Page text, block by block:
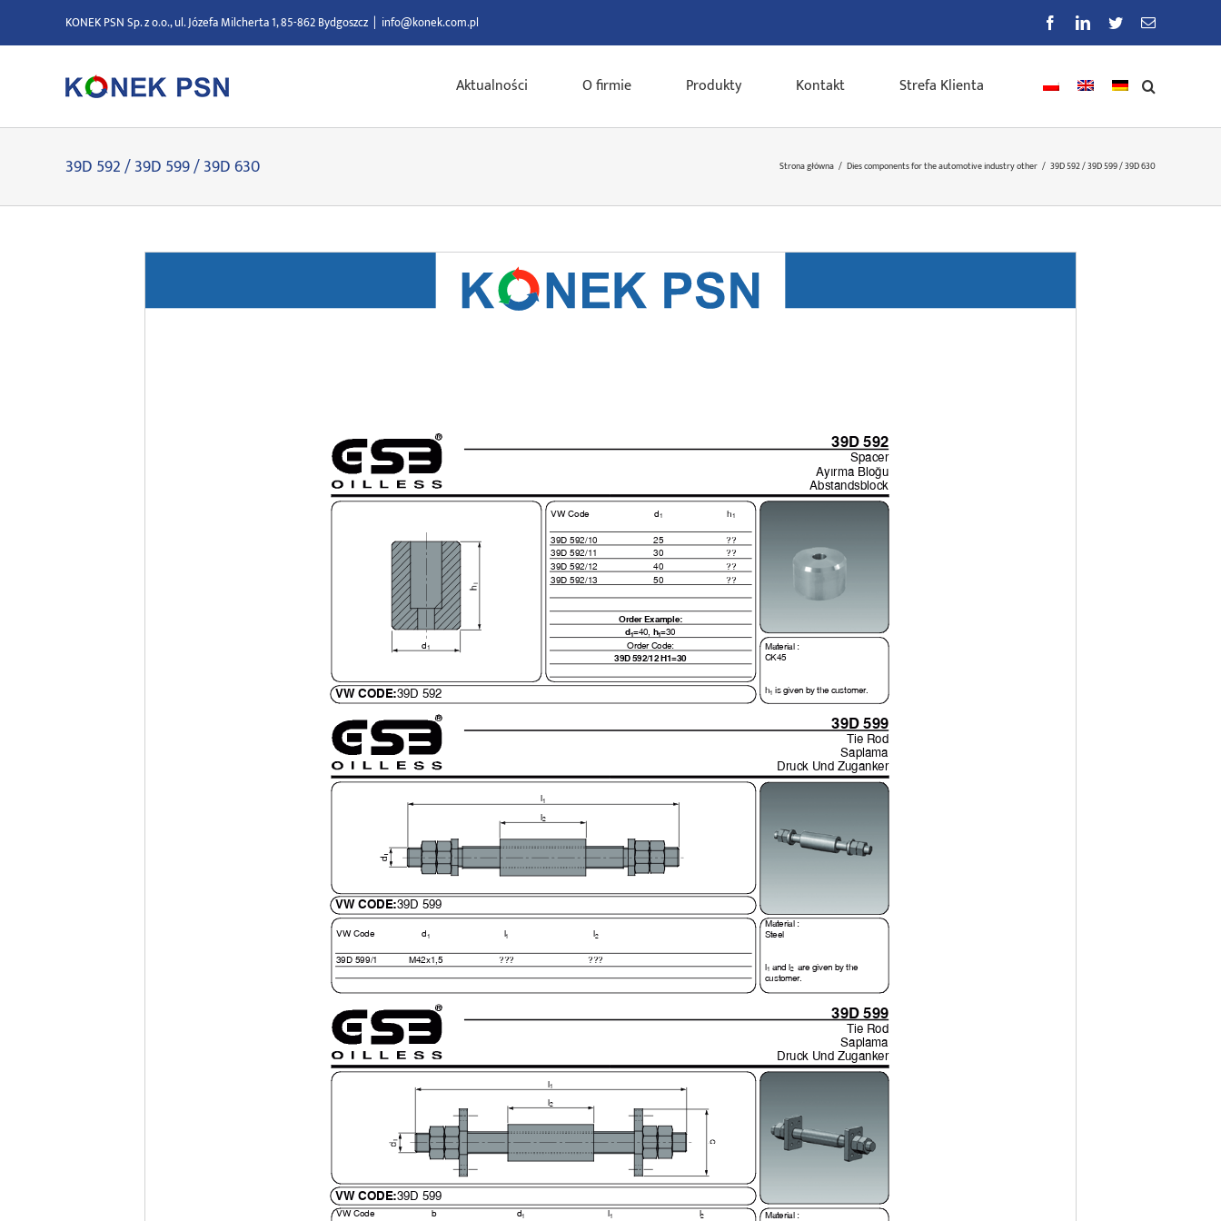
zawartości
KONEK PSN Sp. z o.o., ul. Józefa Milcherta 1, 85-862 Bydgoszcz | info@konek.com.pl FacebookLinkedIn
TwitterE-
Aktualności O firmie Produkty Kontakt Strefa Klienta
39D 592 / 39D 599 / 39D 630 Strona główna / Dies components for the automotive industry other / 39D 592 / 39D 599 / 39D 630